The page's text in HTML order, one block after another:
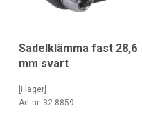
Sadelklämma fast 28,6
mm svart
[I lager]
Art nr. 32-8859